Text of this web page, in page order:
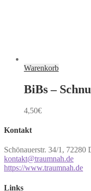
Warenkorb
BiBs –
4,50€
Kontakt
Schönauerstr. 34/1, 72280
kontakt@traumnah.de
https://www.traumnah.de
Links